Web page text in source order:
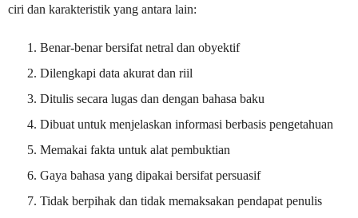
ciri dan karakteristik yang antara lain:
Benar-benar bersifat netral dan obyektif
Dilengkapi data akurat dan riil
Ditulis secara lugas dan dengan bahasa baku
Dibuat untuk menjelaskan informasi berbasis pengetahuan
Memakai fakta untuk alat pembuktian
Gaya bahasa yang dipakai bersifat persuasif
Tidak berpihak dan tidak memaksakan pendapat penulis